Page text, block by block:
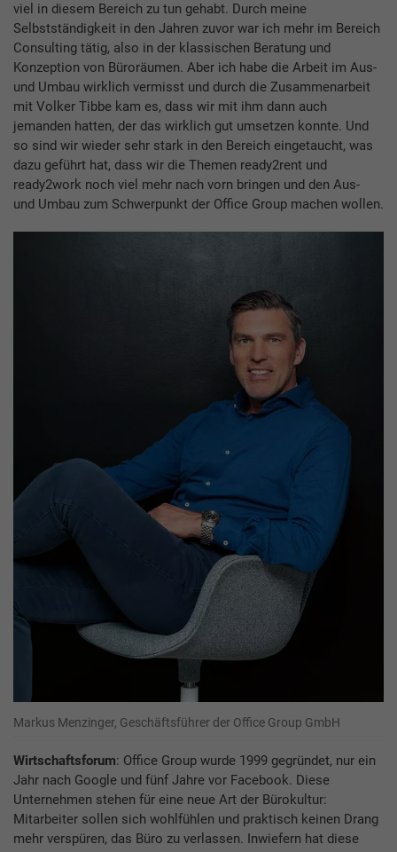
viel in diesem Bereich zu tun gehabt. Durch meine
Selbstständigkeit in den Jahren zuvor war ich mehr im Bereich
Consulting tätig, also in der klassischen Beratung und
Konzeption von Büroräumen. Aber ich habe die Arbeit im Aus-
und Umbau wirklich vermisst und durch die Zusammenarbeit
mit Volker Tibbe kam es, dass wir mit ihm dann auch
jemanden hatten, der das wirklich gut umsetzen konnte. Und
so sind wir wieder sehr stark in den Bereich eingetaucht, was
dazu geführt hat, dass wir die Themen ready2rent und
ready2work noch viel mehr nach vorn bringen und den Aus-
und Umbau zum Schwerpunkt der Office Group machen wollen.
Markus Menzinger, Geschäftsführer der Office Group GmbH
Wirtschaftsforum: Office Group wurde 1999 gegründet, nur ein
Jahr nach Google und fünf Jahre vor Facebook. Diese
Unternehmen stehen für eine neue Art der Bürokultur:
Mitarbeiter sollen sich wohlfühlen und praktisch keinen Drang
mehr verspüren, das Büro zu verlassen. Inwiefern hat diese